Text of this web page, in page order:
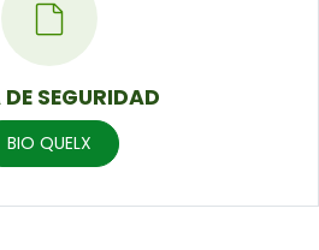
SEGURIDAD
BIO QUELX